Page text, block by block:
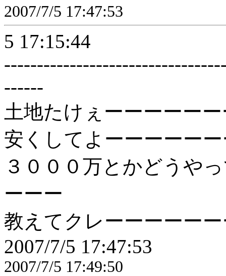
2007/7/5 17:47:53
5 17:15:44
------
土地たけぇーーーーー
安くしてよーーーーー
３０００万とかどうや
ーーー
教えてクレーーーーー
2007/7/5 17:47:53
2007/7/5 17:49:50